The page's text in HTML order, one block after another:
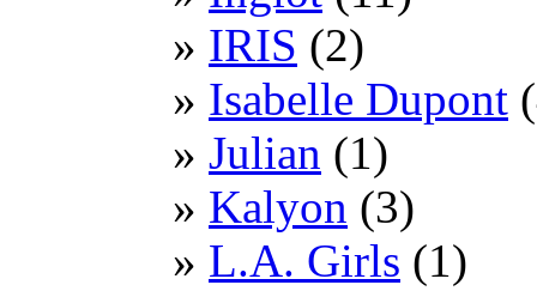
IRIS (2)
Isabelle Dupont
Julian (1)
Kalyon (3)
L.A. Girls (1)